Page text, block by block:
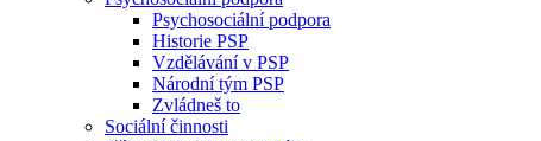
Psychosociální podpora
Historie PSP
Vzdělávání v PSP
Národní tým PSP
Zvládneš to
Sociální činnosti